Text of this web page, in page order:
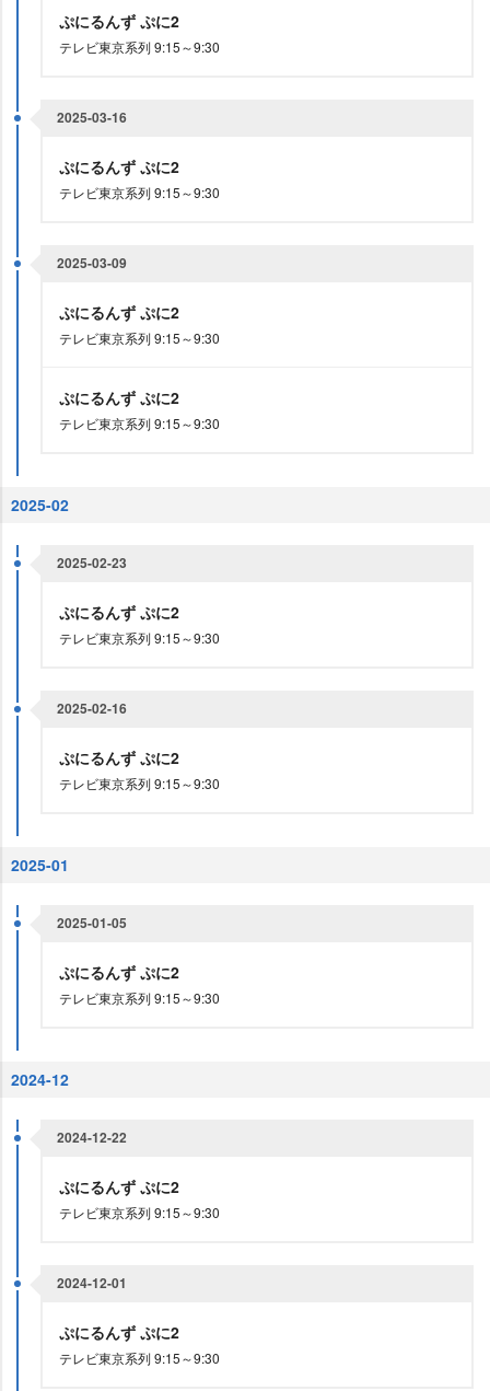
ぷにるんず ぷに2
テレビ東京系列 9:15～9:30
2025-03-16
ぷにるんず ぷに2
テレビ東京系列 9:15～9:30
2025-03-09
ぷにるんず ぷに2
テレビ東京系列 9:15～9:30
ぷにるんず ぷに2
テレビ東京系列 9:15～9:30
2025-02
2025-02-23
ぷにるんず ぷに2
テレビ東京系列 9:15～9:30
2025-02-16
ぷにるんず ぷに2
テレビ東京系列 9:15～9:30
2025-01
2025-01-05
ぷにるんず ぷに2
テレビ東京系列 9:15～9:30
2024-12
2024-12-22
ぷにるんず ぷに2
テレビ東京系列 9:15～9:30
2024-12-01
ぷにるんず ぷに2
テレビ東京系列 9:15～9:30